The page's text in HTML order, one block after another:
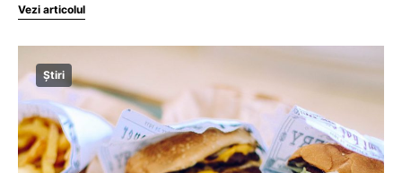
Vezi articolul
Știri